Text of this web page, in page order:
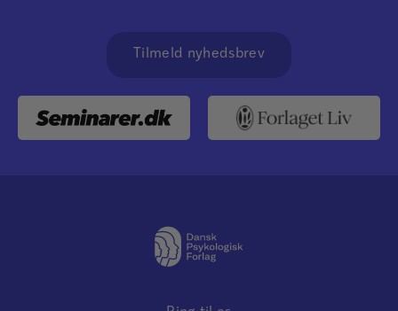
Tilmeld nyhedsbrev